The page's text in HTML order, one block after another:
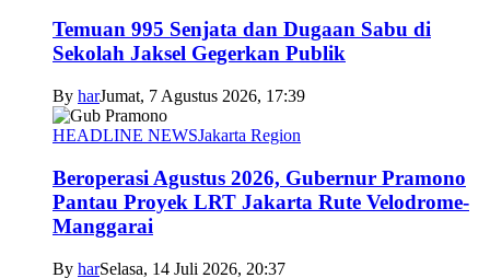
Temuan 995 Senjata dan Dugaan Sabu di
Sekolah Jaksel Gegerkan Publik
By harJumat, 7 Agustus 2026, 17:39
HEADLINE NEWSJakarta Region
Beroperasi Agustus 2026, Gubernur Pramono
Pantau Proyek LRT Jakarta Rute Velodrome-
Manggarai
By harSelasa, 14 Juli 2026, 20:37